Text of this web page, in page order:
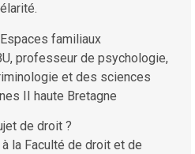
familiaux
professeur de psychologie,
et des sciences
II haute Bretagne
de droit ?
la Faculté de droit et de